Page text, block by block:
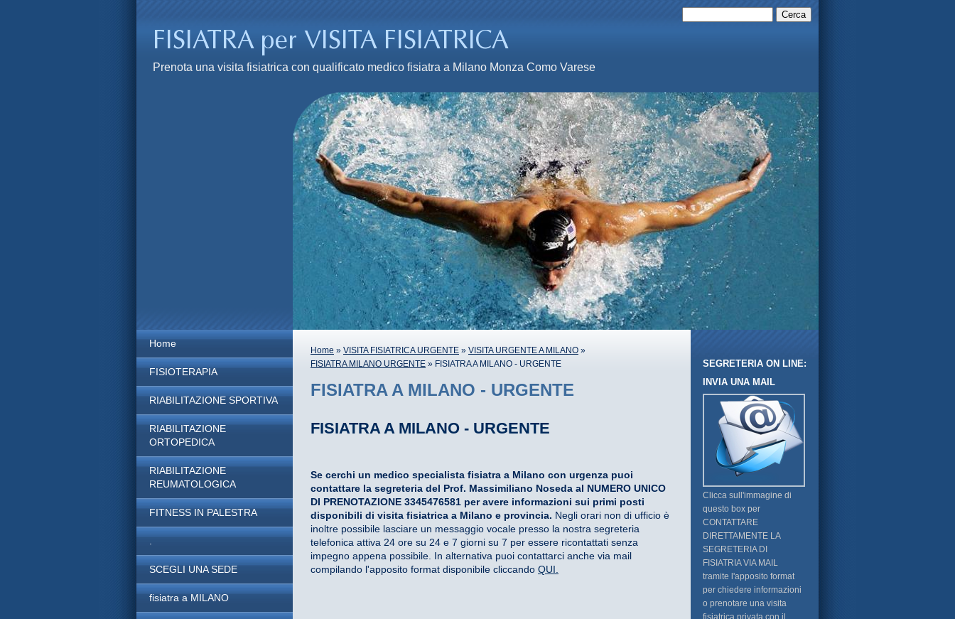
Prenota una visita fisiatrica con qualificato medico fisiatra a Milano Monza Como Varese
Home
FISIOTERAPIA
RIABILITAZIONE SPORTIVA
RIABILITAZIONE
ORTOPEDICA
RIABILITAZIONE
REUMATOLOGICA
FITNESS IN PALESTRA
SCEGLI UNA SEDE
fisiatra a MILANO
Home » VISITA FISIATRICA URGENTE » VISITA URGENTE A MILANO »
FISIATRA MILANO URGENTE » FISIATRA A MILANO - URGENTE
FISIATRA A MILANO - URGENTE
FISIATRA A MILANO - URGENTE
Se cerchi un medico specialista fisiatra a Milano con urgenza puoi
contattare la segreteria del Prof. Massimiliano Noseda al NUMERO UNICO
DI PRENOTAZIONE 3345476581 per avere informazioni sui primi posti
disponibili di visita fisiatrica a Milano e provincia. Negli orari non di ufficio è
inoltre possibile lasciare un messaggio vocale presso la nostra segreteria
telefonica attiva 24 ore su 24 e 7 giorni su 7 per essere ricontattati senza
impegno appena possibile. In alternativa puoi contattarci anche via mail
compilando l'apposito format disponibile cliccando QUI.
SEGRETERIA ON LINE:
INVIA UNA MAIL
Clicca sull'immagine di
questo box per
CONTATTARE
DIRETTAMENTE LA
SEGRETERIA DI
FISIATRIA VIA MAIL
tramite l'apposito format
per chiedere informazioni
o prenotare una visita
fisiatrica privata con il